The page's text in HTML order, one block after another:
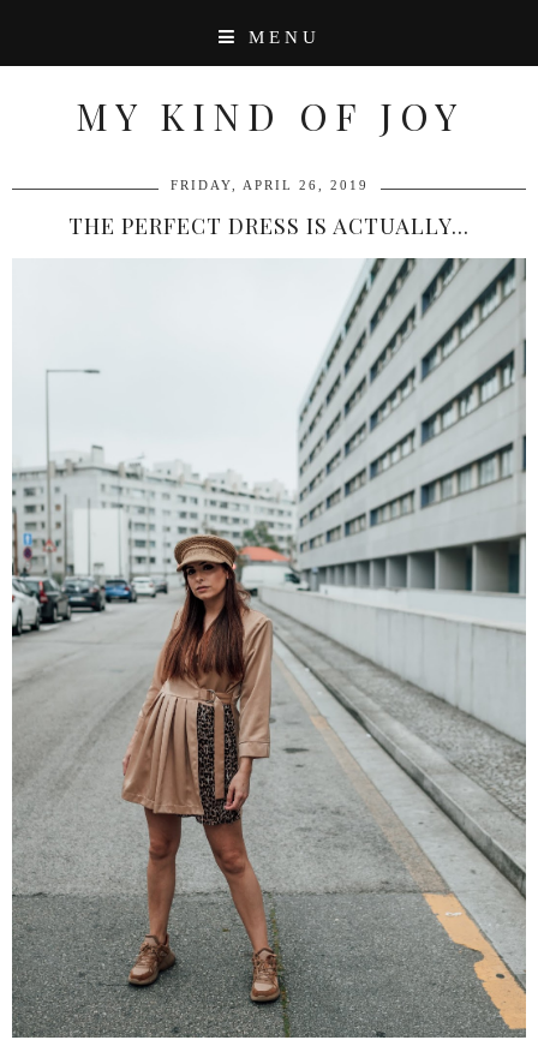
MENU
MY KIND OF JOY
FRIDAY, APRIL 26, 2019
THE PERFECT DRESS IS ACTUALLY...